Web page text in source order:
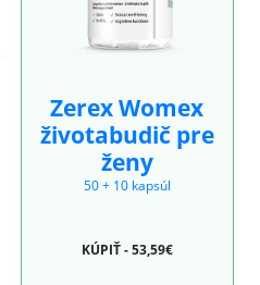
Zerex Womex
životabudič pre
ženy
50 + 10 kapsúl
KÚPIŤ - 53,59€